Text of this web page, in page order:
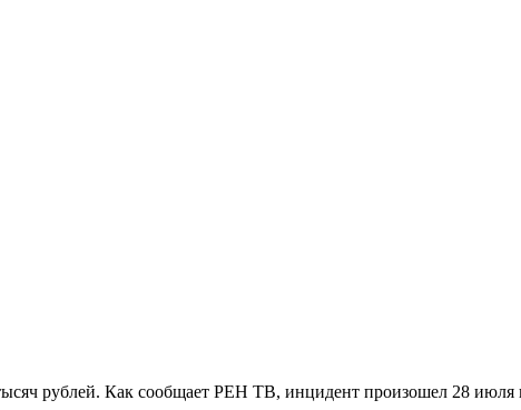
рублей. Как сообщает РЕН ТВ, инцидент произошел 28